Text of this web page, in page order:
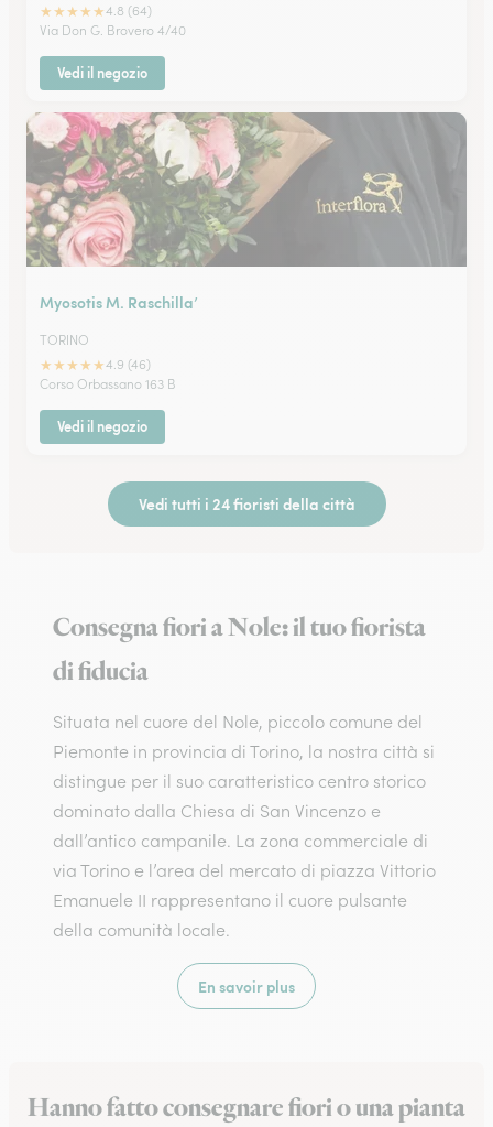
★★★★★4.8 (64)
Via Don G. Brovero 4/40
Vedi il negozio
Myosotis M. Raschilla’
TORINO
★★★★★4.9 (46)
Corso Orbassano 163 B
Vedi il negozio
Vedi tutti i 24 fioristi della città
Consegna fiori a Nole: il tuo fiorista
di fiducia
Situata nel cuore del Nole, piccolo comune del
Piemonte in provincia di Torino, la nostra città si
distingue per il suo caratteristico centro storico
dominato dalla Chiesa di San Vincenzo e
dall’antico campanile. La zona commerciale di
via Torino e l’area del mercato di piazza Vittorio
Emanuele II rappresentano il cuore pulsante
della comunità locale.
En savoir plus
Hanno fatto consegnare fiori o una pianta